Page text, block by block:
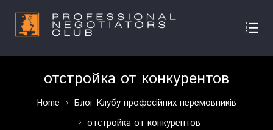
отстройка от конкурентов
Home
Блог Клубу професійних перемовників
отстройка от конкурентов